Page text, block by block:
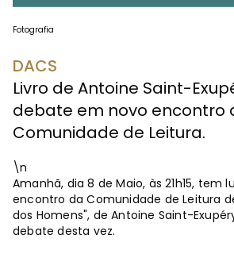
Fotografia
DACS
Livro de Antoine Saint-
debate em novo encontro
Comunidade de Leitura.
\n
Amanhã, dia 8 de Maio, às 21h15, tem
encontro da Comunidade de Leitura
dos Homens", de Antoine Saint-
debate desta vez.